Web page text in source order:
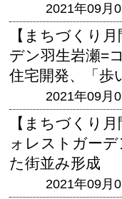
2021年09月
【まちづくり
デン羽生岩瀬=
住宅開発、「歩
2021年09月
【まちづくり
ォレストガー
た街並み形成
2021年09月